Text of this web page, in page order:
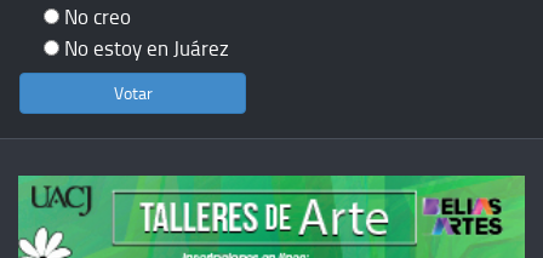
No creo
No estoy en Juárez